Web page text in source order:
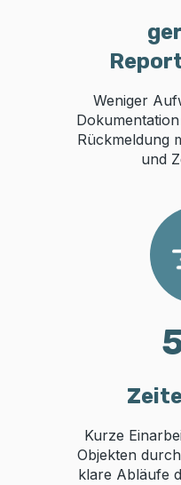
Weniger
Rückmeldung
und
Kurze
Objekten
klare Abläufe